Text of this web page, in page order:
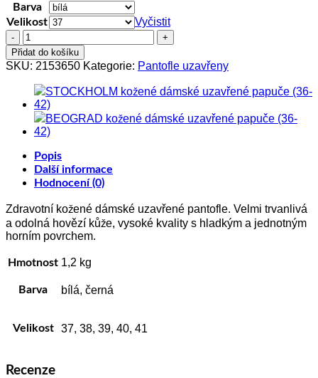
Barva
Velikost
Vyčistit
TRISTAN
kožené
dámské
pantofle
(37-
41)
množství
Přidat do košíku
SKU: 2153650 Kategorie: Pantofle uzavřeny
Popis
Další informace
Hodnocení (0)
Zdravotní kožené dámské uzavřené pantofle. Velmi trvanlivá
a odolná hovězí kůže, vysoké kvality s hladkým a jednotným
horním povrchem.
Hmotnost 1,2 kg
Barva bílá, černá
Velikost 37, 38, 39, 40, 41
Recenze